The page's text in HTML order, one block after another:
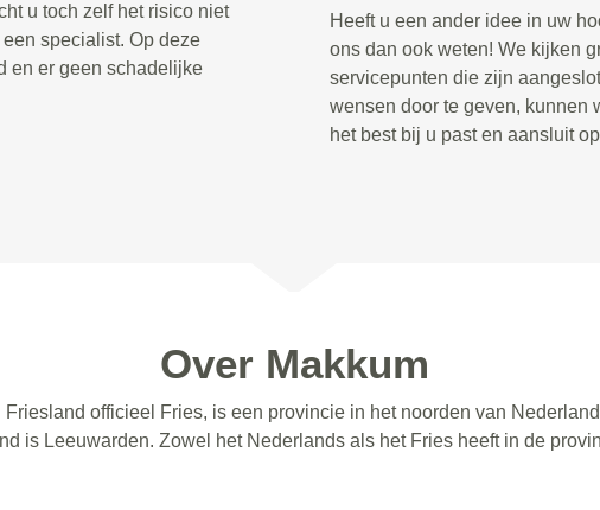
u toch zelf het risico niet
specialist. Op deze
en er geen schadelijke
Heeft u een ander idee in uw
ons dan ook weten! We kijken
servicepunten die zijn
wensen door te geven, kunnen
het best bij u past en aansluit
Over Makkum
officieel Fries, is een provincie in het noorden van
is Leeuwarden. Zowel het Nederlands als het Fries heeft in de